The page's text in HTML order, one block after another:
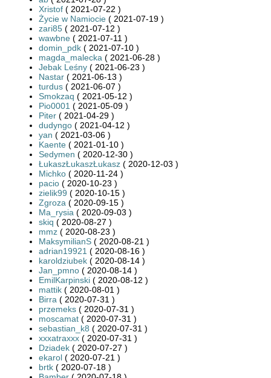
Xristof ( 2021-07-22 )
Życie w Namiocie ( 2021-07-19 )
zari85 ( 2021-07-12 )
wawbne ( 2021-07-11 )
domin_pdk ( 2021-07-10 )
magda_malecka ( 2021-06-28 )
Jebak Leśny ( 2021-06-23 )
Nastar ( 2021-06-13 )
turdus ( 2021-06-07 )
Smokzaq ( 2021-05-12 )
Pio0001 ( 2021-05-09 )
Piter ( 2021-04-29 )
dudyngo ( 2021-04-12 )
yan ( 2021-03-06 )
Kaente ( 2021-01-10 )
Sedymen ( 2020-12-30 )
ŁukaszŁukaszŁukasz ( 2020-12-03 )
Michko ( 2020-11-24 )
pacio ( 2020-10-23 )
zielik99 ( 2020-10-15 )
Zgroza ( 2020-09-15 )
Ma_rysia ( 2020-09-03 )
skiq ( 2020-08-27 )
mmz ( 2020-08-23 )
MaksymilianS ( 2020-08-21 )
adrian19921 ( 2020-08-16 )
karoldziubek ( 2020-08-14 )
Jan_pmno ( 2020-08-14 )
EmilKarpinski ( 2020-08-12 )
mattik ( 2020-08-01 )
Birra ( 2020-07-31 )
przemeks ( 2020-07-31 )
moscamat ( 2020-07-31 )
sebastian_k8 ( 2020-07-31 )
xxxatraxxx ( 2020-07-31 )
Dziadek ( 2020-07-27 )
ekarol ( 2020-07-21 )
brtk ( 2020-07-18 )